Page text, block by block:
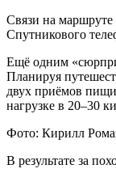
Связи на маршруте
Спутникового
Ещё одним
Планируя
двух приёмов
нагрузке в 20–30
Фото: Кирилл
В результате за